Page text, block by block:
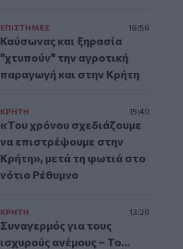
ΕΠΙΣΤΗΜΕΣ 16:56
Καύσωνας και ξηρασία
"χτυπούν" την αγροτική
παραγωγή και στην Κρήτη
ΚΡΗΤΗ 15:40
«Του χρόνου σχεδιάζουμε
να επιστρέψουμε στην
Κρήτη», μετά τη φωτιά στο
νότιο Ρέθυμνο
ΚΡΗΤΗ 13:28
Συναγερμός για τους
ισχυρούς ανέμους – Το...